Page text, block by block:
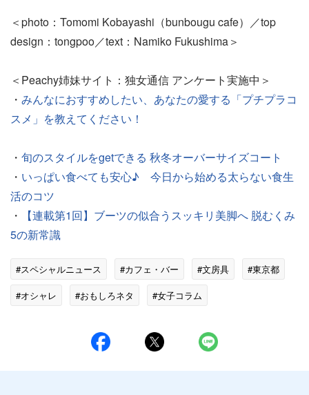
＜photo：Tomomi Kobayashi（bunbougu cafe）／top
design：tongpoo／text：Namiko Fukushima＞
＜Peachy姉妹サイト：独女通信 アンケート実施中＞
・ みんなにおすすめしたい、あなたの愛する「プチプラコ
スメ」を教えてください！
・ 旬のスタイルをgetできる 秋冬オーバーサイズコート
・ いっぱい食べても安心♪ 今日から始める太らない食生
活のコツ
・
【連載第1回】ブーツの似合うスッキリ美脚へ 脱むくみ
5の新常識
#スペシャルニュース #カフェ・バー #文房具
#東京都
#オシャレ
#おもしろネタ #女子コラム